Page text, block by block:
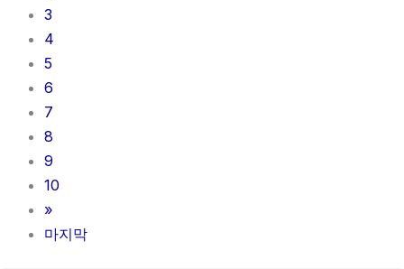
3
4
5
6
7
8
9
10
»
마지막